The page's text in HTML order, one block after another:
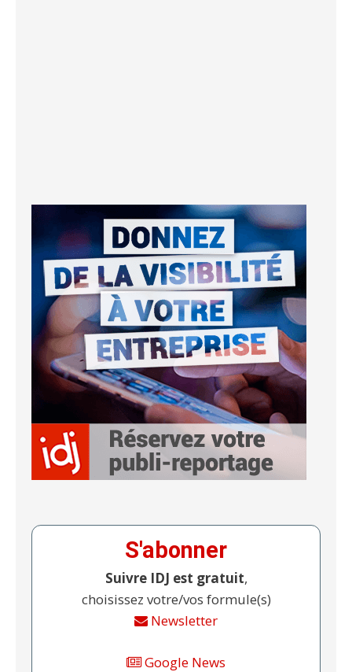
S'abonner
Suivre IDJ est gratuit,
choisissez votre/vos formule(s)
Newsletter
Google News